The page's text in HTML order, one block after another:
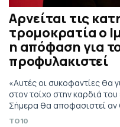
Αρνείται τις
τρομοκρατία ο
η απόφαση για
προφυλακιστεί
«Αυτές οι συκοφαντίες θα
στον τοίχο στην καρδιά
Σήμερα θα αποφασιστεί
προφυλακιστεί εν αναμονή
TO10